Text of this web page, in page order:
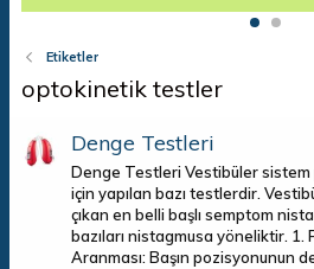
Etiketler
optokinetik testler
Denge Testleri
Denge Testleri Vestibüler
için yapılan bazı testlerdir.
çıkan en belli başlı semptom
bazıları nistagmusa yöneliktir.
Aranması: Başın pozisyonunun